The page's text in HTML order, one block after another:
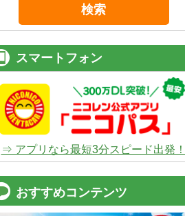
検索
スマートフォン
⇒ アプリなら最短3分スピード出発！
おすすめコンテンツ